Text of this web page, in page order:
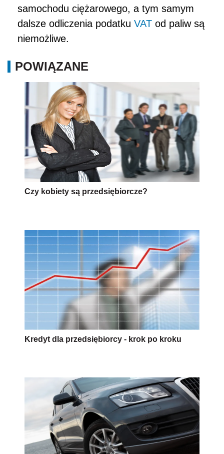
samochodu ciężarowego, a tym samym
dalsze odliczenia podatku VAT od paliw są
niemożliwe.
POWIĄZANE
Czy kobiety są przedsiębiorcze?
Kredyt dla przedsiębiorcy - krok po kroku